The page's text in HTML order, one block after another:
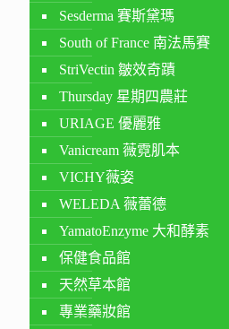
Sesderma 賽斯黛瑪
South of France 南法馬賽
StriVectin 皺效奇蹟
Thursday 星期四農莊
URIAGE 優麗雅
Vanicream 薇霓肌本
VICHY薇姿
WELEDA 薇蕾德
YamatoEnzyme 大和酵素
保健食品館
天然草本館
專業藥妝館